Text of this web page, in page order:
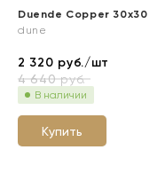
Duende Copper 30x30
dune
2 320 руб./шт
4 640руб.
В наличии
Купить